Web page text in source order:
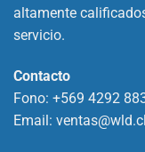
altamente
servicio.
Contacto
Fono: +569 4292
Email: ventas@wld.cl